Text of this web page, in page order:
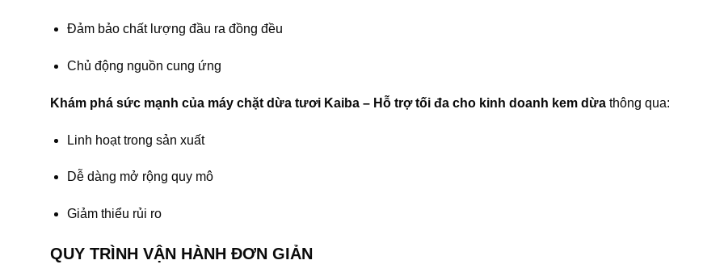
Đảm bảo chất lượng đầu ra đồng đều
Chủ động nguồn cung ứng
Khám phá sức mạnh của máy chặt dừa tươi Kaiba – Hỗ trợ tối đa cho kinh doanh kem dừa thông qua:
Linh hoạt trong sản xuất
Dễ dàng mở rộng quy mô
Giảm thiểu rủi ro
QUY TRÌNH VẬN HÀNH ĐƠN GIẢN